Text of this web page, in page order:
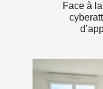
Face à